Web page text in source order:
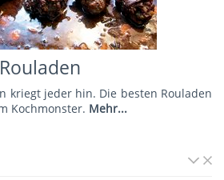
kriegt jeder hin. Die besten Rouladen
Kochmonster. Mehr...